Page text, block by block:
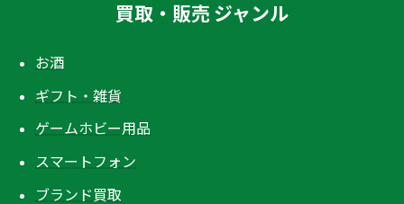
買取・販売 ジャンル
お酒
ギフト・雑貨
ゲームホビー用品
スマートフォン
ブランド買取